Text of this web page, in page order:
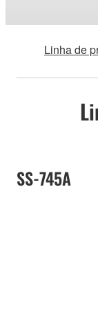
Linha de
SS-745A